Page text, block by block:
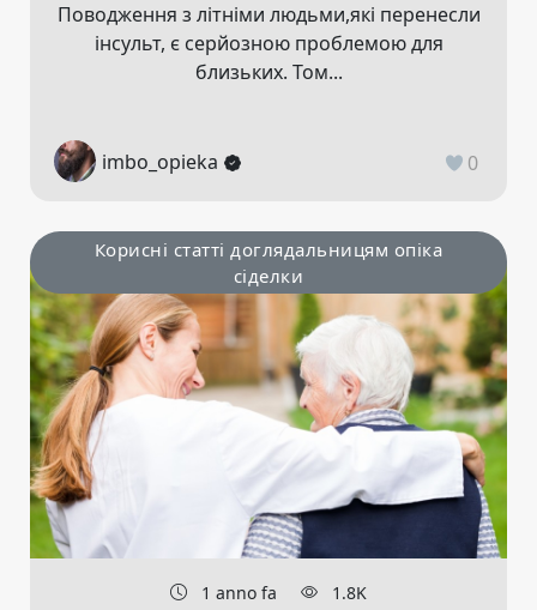
Поводження з літніми людьми,які перенесли
інсульт, є серйозною проблемою для
близьких. Том...
imbo_opieka 0
Корисні статті доглядальницям опіка
сіделки
1 anno fa 1.8K